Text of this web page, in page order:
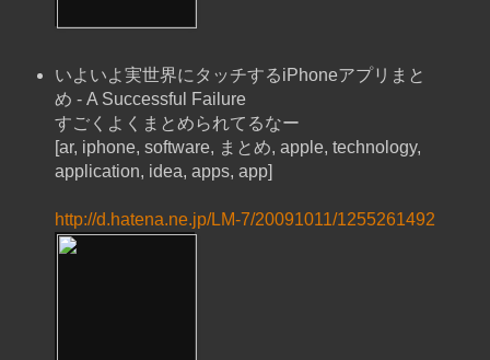
いよいよ実世界にタッチするiPhoneアプリまと
め - A Successful Failure
すごくよくまとめられてるなー
[ar, iphone, software, まとめ, apple, technology,
application, idea, apps, app]
http://d.hatena.ne.jp/LM-7/20091011/1255261492